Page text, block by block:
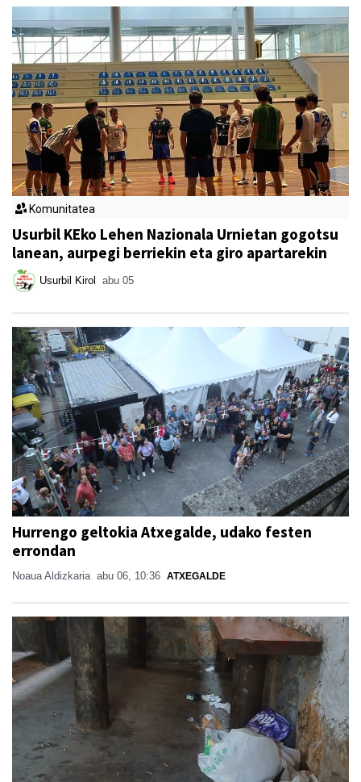
Komunitatea
Usurbil KEko Lehen Nazionala Urnietan gogotsu
lanean, aurpegi berriekin eta giro apartarekin
Usurbil Kirol abu 05
Hurrengo geltokia Atxegalde, udako festen
errondan
Noaua Aldizkaria abu 06, 10:36 ATXEGALDE